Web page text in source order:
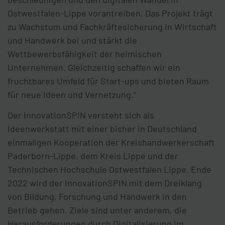
Ostwestfalen-Lippe vorantreiben. Das Projekt trägt
zu Wachstum und Fachkräftesicherung in Wirtschaft
und Handwerk bei und stärkt die
Wettbewerbsfähigkeit der heimischen
Unternehmen. Gleichzeitig schaffen wir ein
fruchtbares Umfeld für Start-ups und bieten Raum
für neue Ideen und Vernetzung.“
Der InnovationSPIN versteht sich als
Ideenwerkstatt mit einer bisher in Deutschland
einmaligen Kooperation der Kreishandwerkerschaft
Paderborn-Lippe, dem Kreis Lippe und der
Technischen Hochschule Ostwestfalen Lippe. Ende
2022 wird der InnovationSPIN mit dem Dreiklang
von Bildung, Forschung und Handwerk in den
Betrieb gehen. Ziele sind unter anderem, die